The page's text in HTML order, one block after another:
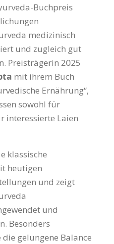
Buchpreis
medizinisch
und zugleich gut
Preisträgerin 2025
mit ihrem Buch
Ernährung“,
sowohl für
interessierte Laien
klassische
heutigen
und zeigt
und
Besonders
gelungene Balance